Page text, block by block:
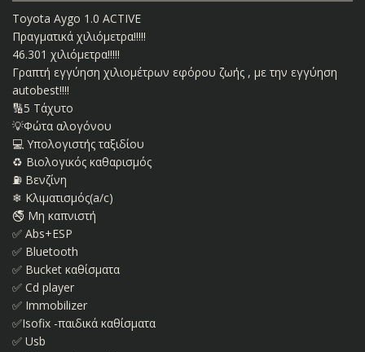
Toyota Aygo 1.0 ACTIVE
Πραγματικά χιλιόμετρα!!!!!
46.301 χιλιόμετρα!!!!!
Γραπτή εγγύηση χιλιομέτρων εφόρου ζωής , με την εγγύηση
autobest!!!!
🔢5 Τάχυτο
💡Φώτα αλογόνου
💻 Υπολογιστής ταξιδίου
♻️ Βιολογικός καθαρισμός
⛽ Βενζίνη
❄ Κλιματισμός(a/c)
🚭 Μη καπνιστή
✅ Abs+ESP
✅ Bluetooth
✅ Bucket καθίσματα
✅ Cd player
✅ Immobilizer
✅Isofix -παιδικά καθίσματα
✅ Usb